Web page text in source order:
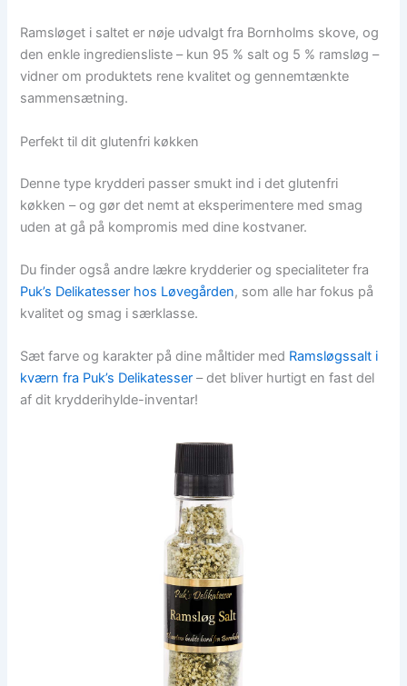
Ramsløget i saltet er nøje udvalgt fra Bornholms skove, og
den enkle ingrediensliste – kun 95 % salt og 5 % ramsløg –
vidner om produktets rene kvalitet og gennemtænkte
sammensætning.
Perfekt til dit glutenfri køkken
Denne type krydderi passer smukt ind i det glutenfri
køkken – og gør det nemt at eksperimentere med smag
uden at gå på kompromis med dine kostvaner.
Du finder også andre lækre krydderier og specialiteter fra
Puk’s Delikatesser hos Løvegården, som alle har fokus på
kvalitet og smag i særklasse.
Sæt farve og karakter på dine måltider med Ramsløgssalt i
kværn fra Puk’s Delikatesser – det bliver hurtigt en fast del
af dit krydderihylde-inventar!